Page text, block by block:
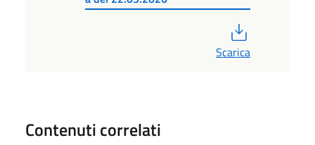
Scarica
Contenuti correlati